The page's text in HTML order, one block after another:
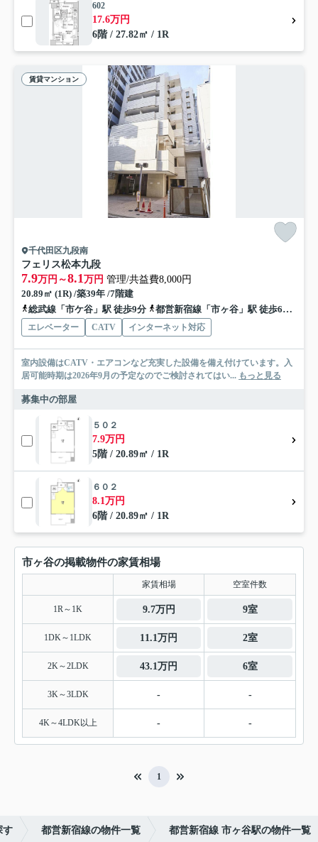
602
17.6万円
6階 / 27.82㎡ / 1R
賃貸マンション
千代田区九段南
フェリス松本九段
7.9万円～8.1万円 管理/共益費8,000円
20.89㎡ (1R) /築39年 /7階建
総武線「市ケ谷」駅 徒歩9分
都営新宿線「市ヶ谷」駅 徒歩6分
エレベーター CATV インターネット対応
室内設備はCATV・エアコンなど充実した設備を備え付けています。入
居可能時期は2026年9月の予定なのでご検討されてはい... もっと見る
募集中の部屋
５０２
7.9万円
5階 / 20.89㎡ / 1R
６０２
8.1万円
6階 / 20.89㎡ / 1R
市ヶ谷の掲載物件の家賃相場
家賃相場 空室件数
1R～1K 9.7万円 9室
1DK～1LDK 11.1万円 2室
2K～2LDK 43.1万円 6室
3K～3LDK - -
4K～4LDK以上 - -
1
す 都営新宿線の物件一覧 都営新宿線 市ヶ谷駅の物件一覧